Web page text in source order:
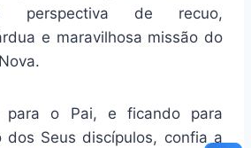
perspectiva de recuo,
e maravilhosa missão do
para o Pai, e ficando para
dos Seus discípulos, confia a